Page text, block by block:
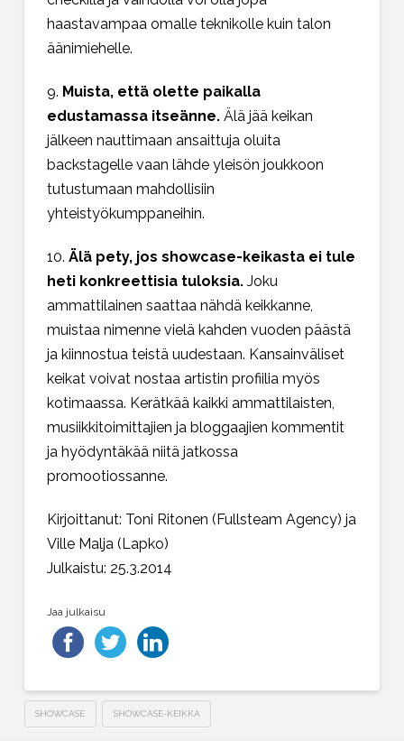
haastavampaa omalle teknikolle kuin talon
äänimiehelle.
9. Muista, että olette paikalla
edustamassa itseänne.Älä jää keikan
jälkeen nauttimaan ansaittuja oluita
backstagelle vaan lähde yleisön joukkoon
tutustumaan mahdollisiin
yhteistyökumppaneihin.
10. Älä pety, jos showcase-keikasta ei tule
heti konkreettisia tuloksia.Joku
ammattilainen saattaa nähdä keikkanne,
muistaa nimenne vielä kahden vuoden päästä
ja kiinnostua teistä uudestaan. Kansainväliset
keikat voivat nostaa artistin profiilia myös
kotimaassa. Kerätkää kaikki ammattilaisten,
musiikkitoimittajien ja bloggaajien kommentit
ja hyödyntäkää niitä jatkossa
promootiossanne.
Kirjoittanut: Toni Ritonen (Fullsteam Agency) ja
Ville Malja (Lapko)
Julkaistu: 25.3.2014
Jaa julkaisu
SHOWCASE SHOWCASE-KEIKKA